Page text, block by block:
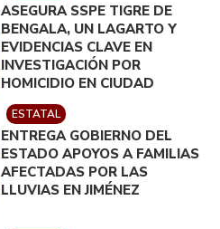
ASEGURA SSPE TIGRE DE
BENGALA, UN LAGARTO Y
EVIDENCIAS CLAVE EN
INVESTIGACIÓN POR
HOMICIDIO EN CIUDAD
JUÁREZ; EN CATEO
INSTRUIDO POR GILBERTO
LOYA
ESTATAL
ENTREGA GOBIERNO DEL
ESTADO APOYOS A FAMILIAS
AFECTADAS POR LAS
LLUVIAS EN JIMÉNEZ